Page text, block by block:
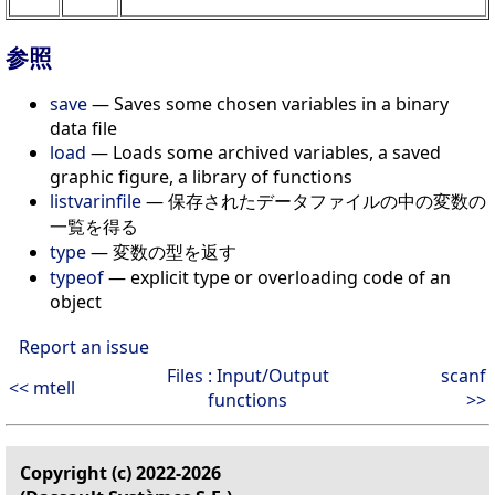
参照
save— Saves some chosen variables in a binary
data file
load — Loads some archived variables, a saved
graphic figure, a library of functions
listvarinfile— 保存されたデータファイルの中の変数の
一覧を得る
type— 変数の型を返す
typeof— explicit type or overloading code of an
object
Report an issue
<< mtell
Files : Input/Output
functions
scanf
>>
Copyright (c) 2022-2026